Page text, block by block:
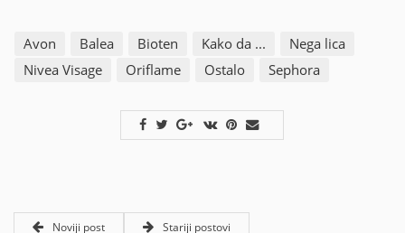
Avon Balea Bioten Kako da ...
Nega lica
Nivea Visage
Oriflame Ostalo Sephora
Noviji post
Stariji postovi